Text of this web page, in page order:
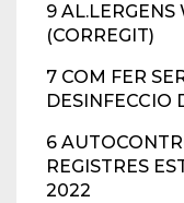
9
(CORREGIT)
7 COM FER
DESINFECCIO
6
REGISTRES
2022